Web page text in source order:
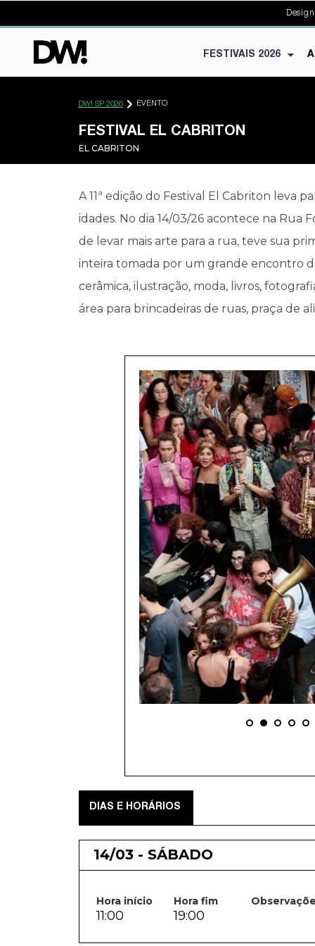
FESTIVAIS 2026
DW! SP 2026 EVENTO
FESTIVAL EL CABRITON
EL CABRITON
A 11ª edição do Festival El Cabriton leva
idades. No dia 14/03/26 acontece na Rua
de levar mais arte para a rua, teve sua
inteira tomada por um grande encontro
cerâmica, ilustração, moda, livros,
área para brincadeiras de ruas, praça de
DIAS E HORÁRIOS
14/03 - SÁBADO
Hora início Hora fim
11:00 19:00